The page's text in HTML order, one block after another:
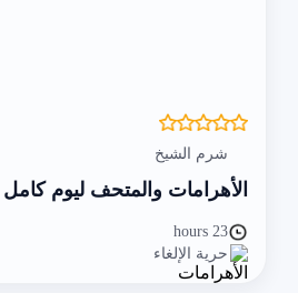
شرم الشيخ
الأهرامات والمتحف ليوم كامل
23 hours
حرية الإلغاء